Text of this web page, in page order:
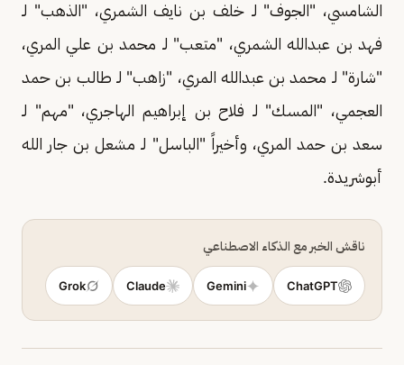
الشامسي، "الجوف" لـ خلف بن نايف الشمري، "الذهب" لـ
فهد بن عبدالله الشمري، "متعب" لـ محمد بن علي المري،
"شارة" لـ محمد بن عبدالله المري، "زاهب" لـ طالب بن حمد
العجمي، "المسك" لـ فلاح بن إبراهيم الهاجري، "مهم" لـ
سعد بن حمد المري، وأخيراً "الباسل" لـ مشعل بن جار الله
أبوشريدة.
ناقش الخبر مع الذكاء الاصطناعي
ChatGPT
Gemini
Claude
Grok